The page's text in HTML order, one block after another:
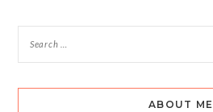
ABOUT ME